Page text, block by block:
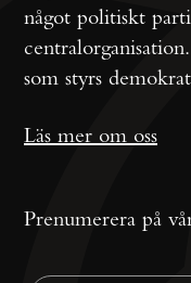
något politiskt
som styrs
Läs mer om oss
Prenumerera på